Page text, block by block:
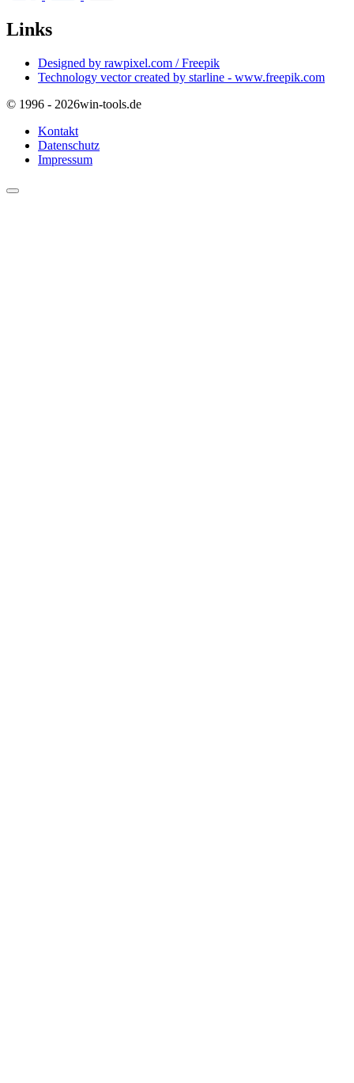
Links
Designed by rawpixel.com / Freepik
Technology vector created by starline - www.freepik.com
© 1996 - 2026win-tools.de
Kontakt
Datenschutz
Impressum